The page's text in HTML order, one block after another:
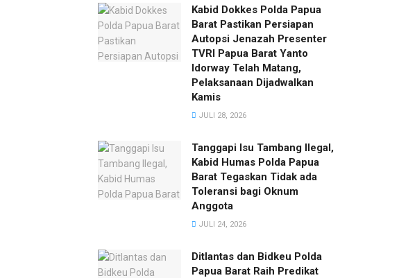
Kabid Dokkes Polda Papua
Barat Pastikan Persiapan
Autopsi Jenazah Presenter
TVRI Papua Barat Yanto
Idorway Telah Matang,
Pelaksanaan Dijadwalkan
Kamis
JULI 28, 2026
Tanggapi Isu Tambang Ilegal,
Kabid Humas Polda Papua
Barat Tegaskan Tidak ada
Toleransi bagi Oknum
Anggota
JULI 24, 2026
Ditlantas dan Bidkeu Polda
Papua Barat Raih Predikat